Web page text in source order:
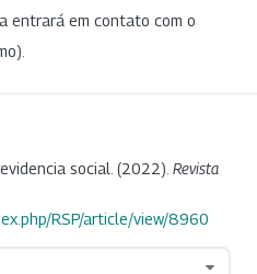
entrará em contato com o
social. (2022). Revista
RSP/article/view/8960